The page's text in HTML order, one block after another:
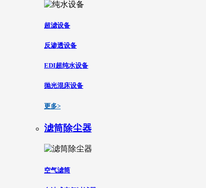
超滤设备
反渗透设备
EDI超纯水设备
抛光混床设备
更多>
滤筒除尘器
空气滤筒